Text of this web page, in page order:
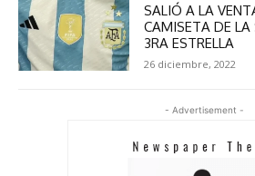
SALIÓ A LA
CAMISETA DE LA
3RA ESTRELLA
26 diciembre, 2022
- Advertisement -